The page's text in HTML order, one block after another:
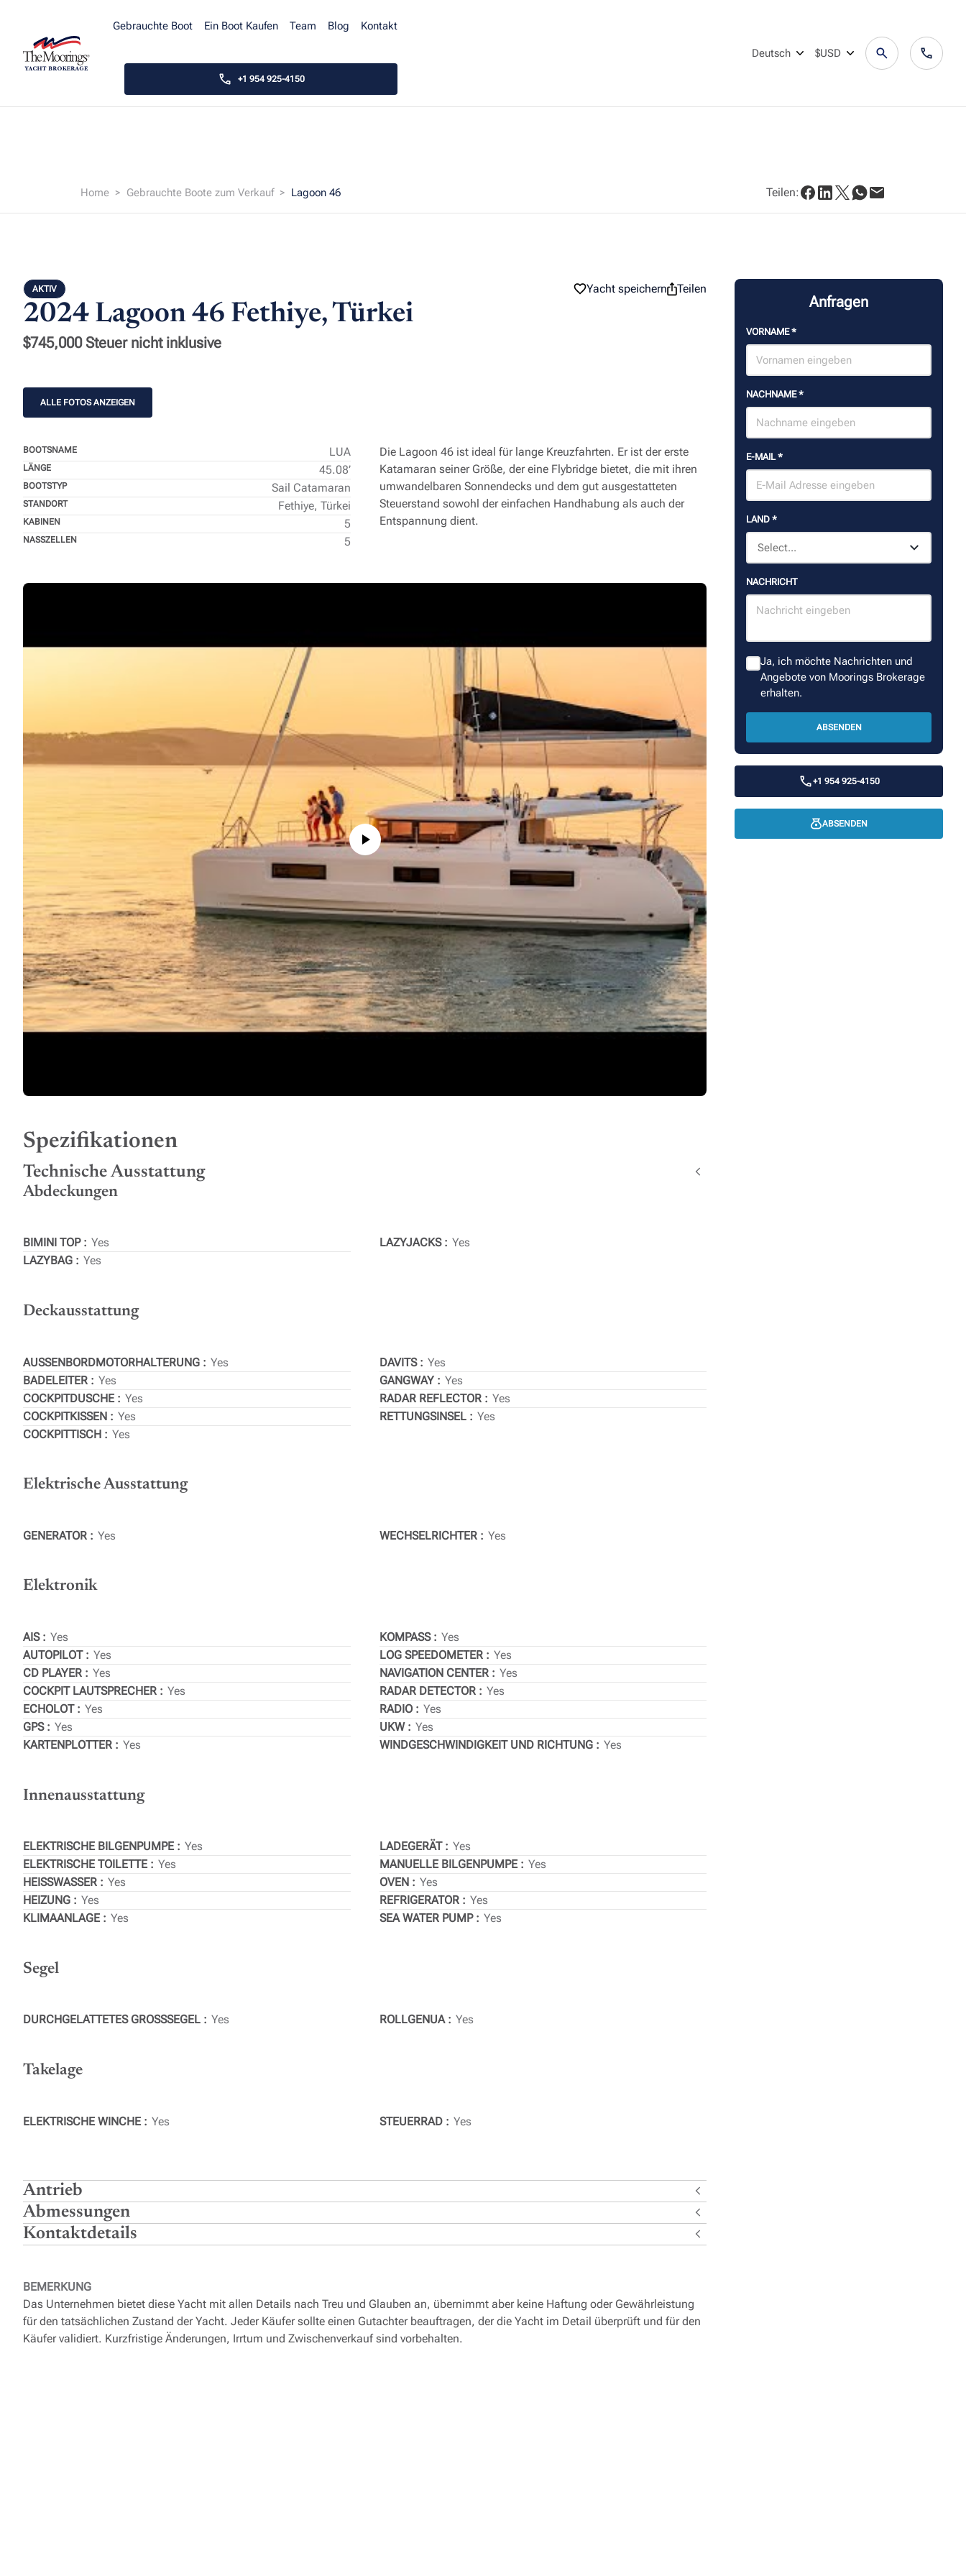
Gebrauchte Boot Ein Boot Kaufen Team Blog Kontakt
+1 954 925-4150
Deutsch $USD
Home Gebrauchte Boote zum Verkauf Lagoon 46 Teilen:
AKTIV Yacht speichern Teilen
2024 Lagoon 46 Fethiye, Türkei
$745,000 Steuer nicht inklusive
ALLE FOTOS ANZEIGEN
BOOTSNAME LUA
LÄNGE 45.08’
BOOTSTYP Sail Catamaran
STANDORT Fethiye, Türkei
KABINEN 5
NASSZELLEN 5
Die Lagoon 46 ist ideal für lange Kreuzfahrten. Er ist der erste
Katamaran seiner Größe, der eine Flybridge bietet, die mit ihren
umwandelbaren Sonnendecks und dem gut ausgestatteten
Steuerstand sowohl der einfachen Handhabung als auch der
Entspannung dient.
Spezifikationen
Technische Ausstattung
Abdeckungen
BIMINI TOP
Yes
LAZYBAG
Yes
LAZYJACKS Yes
Deckausstattung
AUSSENBORDMOTORHALTERUNG
Yes
BADELEITER
Yes
COCKPITDUSCHE
Yes
COCKPITKISSEN
Yes
COCKPITTISCH
Yes
DAVITS
Yes
GANGWAY
Yes
RADAR REFLECTOR
Yes
RETTUNGSINSEL
Yes
Elektrische Ausstattung
GENERATOR Yes WECHSELRICHTER Yes
Elektronik
AIS
Yes
AUTOPILOT
Yes
CD PLAYER
Yes
COCKPIT LAUTSPRECHER
Yes
ECHOLOT
Yes
GPS
Yes
KARTENPLOTTER
Yes
KOMPASS
Yes
LOG SPEEDOMETER
Yes
NAVIGATION CENTER
Yes
RADAR DETECTOR
Yes
RADIO
Yes
UKW
Yes
WINDGESCHWINDIGKEIT UND RICHTUNG
Yes
Innenausstattung
ELEKTRISCHE BILGENPUMPE
Yes
ELEKTRISCHE TOILETTE
Yes
HEISSWASSER
Yes
HEIZUNG
Yes
KLIMAANLAGE
Yes
LADEGERÄT
Yes
MANUELLE BILGENPUMPE
Yes
OVEN
Yes
REFRIGERATOR
Yes
SEA WATER PUMP
Yes
Segel
DURCHGELATTETES GROSSSEGEL Yes ROLLGENUA Yes
Takelage
ELEKTRISCHE WINCHE Yes STEUERRAD Yes
Antrieb
Abmessungen
Kontaktdetails
BEMERKUNG
Das Unternehmen bietet diese Yacht mit allen Details nach Treu und Glauben an, übernimmt aber keine Haftung oder Gewährleistung
für den tatsächlichen Zustand der Yacht. Jeder Käufer sollte einen Gutachter beauftragen, der die Yacht im Detail überprüft und für den
Käufer validiert. Kurzfristige Änderungen, Irrtum und Zwischenverkauf sind vorbehalten.
Anfragen
VORNAME*
NACHNAME*
E-MAIL*
LAND *
NACHRICHT
Ja, ich möchte Nachrichten und
Angebote von Moorings Brokerage
erhalten.
ABSENDEN
ABSENDEN
+1 954 925-4150